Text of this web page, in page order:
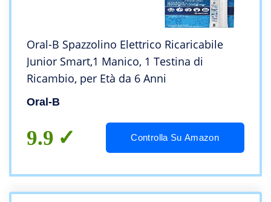
Oral-B Spazzolino Elettrico Ricaricabile
Junior Smart,1 Manico, 1 Testina di
Ricambio, per Età da 6 Anni
Oral-B
9.9 Controlla Su Amazon